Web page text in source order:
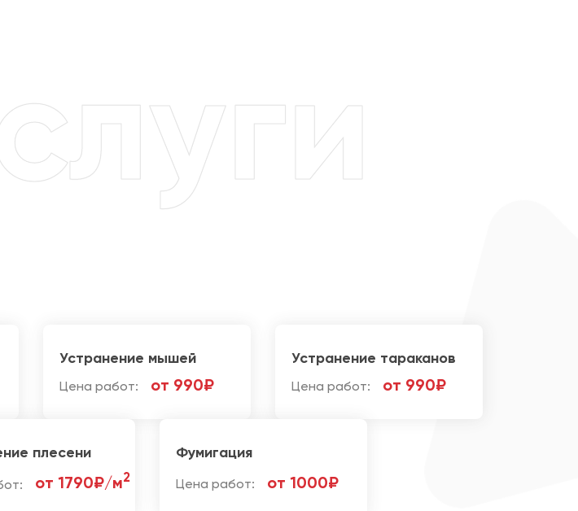
Устранение мышей
Цена работ: от 990₽
Устранение тараканов
Цена работ: от 990₽
плесени
от 1790₽/м2
Фумигация
Цена работ: от 1000₽